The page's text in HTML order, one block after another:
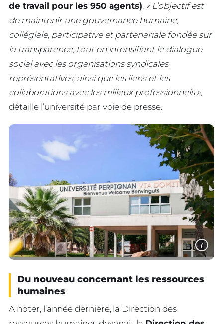
de travail pour les 950 agents). « L’objectif est
de maintenir une gouvernance humaine,
collégiale, participative et partenariale fondée sur
la transparence, tout en intensifiant le dialogue
social avec les organisations syndicales
représentatives, ainsi que les liens et les
collaborations avec les milieux professionnels »,
détaille l’université par voie de presse.
i
Du nouveau concernant les ressources
humaines
A noter, l’année dernière, la Direction des